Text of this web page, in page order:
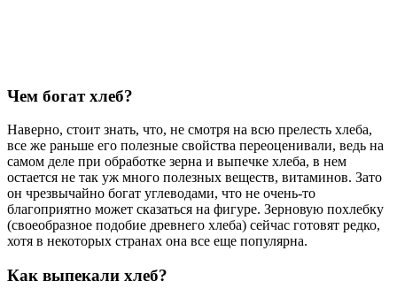
Чем богат хлеб?
Наверно, стоит знать, что, не смотря на всю прелесть хлеба,
все же раньше его полезные свойства переоценивали, ведь на
самом деле при обработке зерна и выпечке хлеба, в нем
остается не так уж много полезных веществ, витаминов. Зато
он чрезвычайно богат углеводами, что не очень-то
благоприятно может сказаться на фигуре. Зерновую похлебку
(своеобразное подобие древнего хлеба) сейчас готовят редко,
хотя в некоторых странах она все еще популярна.
Как выпекали хлеб?